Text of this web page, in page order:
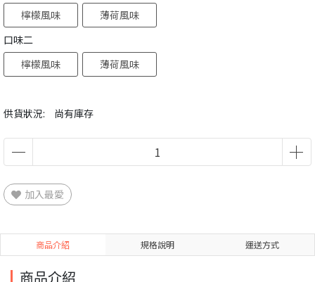
供貨狀況: 尚有庫存
檸檬風味
薄荷風味
口味二
檸檬風味
薄荷風味
加入最愛
商品介紹 規格說明 運送方式
商品介紹